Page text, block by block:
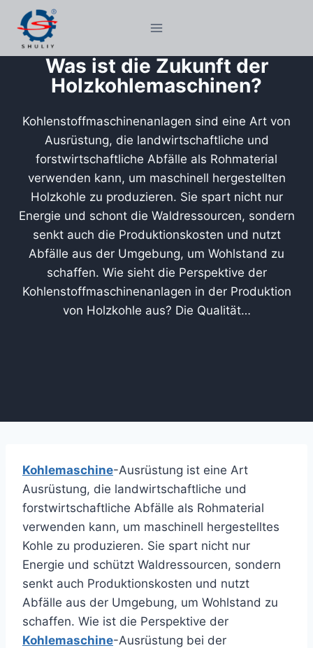
Inhalt
springen
Was ist die Zukunft der
Holzkohlemaschinen?
Kohlenstoffmaschinenanlagen sind eine Art von
Ausrüstung, die landwirtschaftliche und
forstwirtschaftliche Abfälle als Rohmaterial
verwenden kann, um maschinell hergestellten
Holzkohle zu produzieren. Sie spart nicht nur
Energie und schont die Waldressourcen, sondern
senkt auch die Produktionskosten und nutzt
Abfälle aus der Umgebung, um Wohlstand zu
schaffen. Wie sieht die Perspektive der
Kohlenstoffmaschinenanlagen in der Produktion
von Holzkohle aus? Die Qualität…
Kohlemaschine-Ausrüstung ist eine Art
Ausrüstung, die landwirtschaftliche und
forstwirtschaftliche Abfälle als Rohmaterial
verwenden kann, um maschinell hergestelltes
Kohle zu produzieren. Sie spart nicht nur
Energie und schützt Waldressourcen, sondern
senkt auch Produktionskosten und nutzt
Abfälle aus der Umgebung, um Wohlstand zu
schaffen. Wie ist die Perspektive der
Kohlemaschine-Ausrüstung bei der